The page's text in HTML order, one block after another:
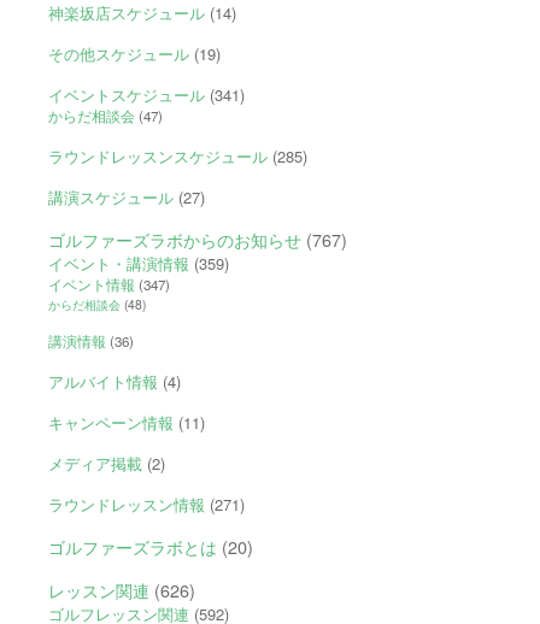
神楽坂店スケジュール(14)
その他スケジュール(19)
イベントスケジュール(341)
からだ相談会(47)
ラウンドレッスンスケジュール(285)
講演スケジュール(27)
ゴルファーズラボからのお知らせ(767)
イベント・講演情報 (359)
イベント情報 (347)
からだ相談会(48)
講演情報 (36)
アルバイト情報 (4)
キャンペーン情報 (11)
メディア掲載(2)
ラウンドレッスン情報 (271)
ゴルファーズラボとは (20)
レッスン関連 (626)
ゴルフレッスン関連 (592)